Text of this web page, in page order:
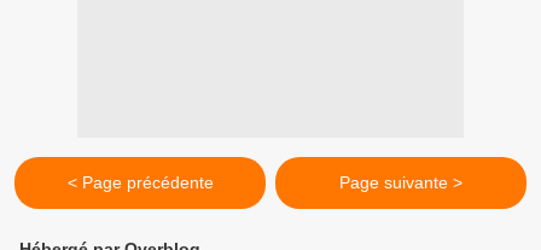
< Page précédente Page suivante >